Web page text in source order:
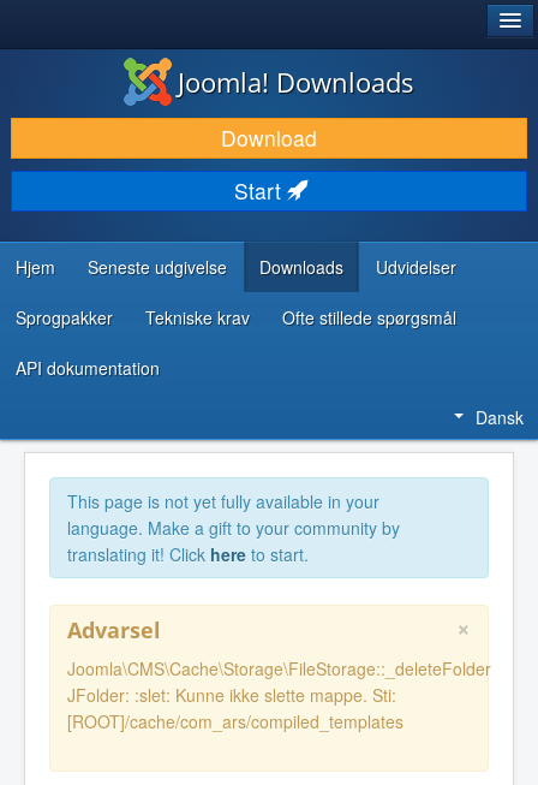
DOWNLOAD & UDVID
OPDAG & LÆR
FÆLLESSKABET & SUPPORT
UDVIKLERRESSOURCER
Joomla! Downloads
Download
Start
Hjem Seneste udgivelse Downloads Udvidelser
Sprogpakker Tekniske krav Ofte stillede spørgsmål
API dokumentation
Dansk
This page is not yet fully available in your
language. Make a gift to your community by
translating it! Click here to start.
×
Advarsel
Joomla\CMS\Cache\Storage\FileStorage::_deleteFolder
JFolder: :slet: Kunne ikke slette mappe. Sti:
[ROOT]/cache/com_ars/compiled_templates